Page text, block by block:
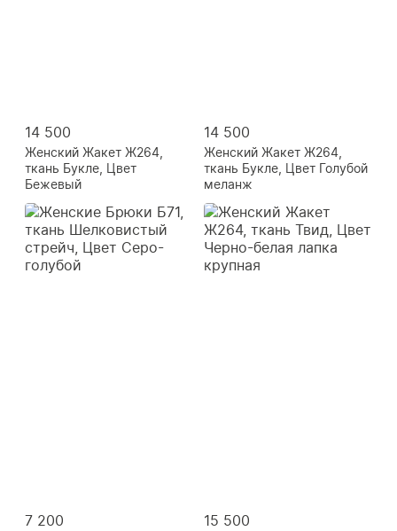
14 500
Женский Жакет Ж264,
ткань Букле, Цвет
Бежевый
14 500
Женский Жакет Ж264,
ткань Букле, Цвет Голубой
меланж
7 200 15 500